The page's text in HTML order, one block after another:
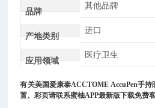
品牌
其他品牌
产地类别
进口
应用领域
医疗卫生
有关美国爱康泰ACCTOME AccuPen手持
置、彩页请联系蜜柚APP最新版下载免费